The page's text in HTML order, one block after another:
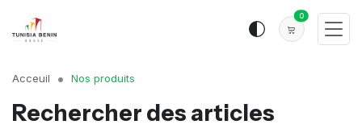
0
Acceuil Nos produits
Rechercher des articles